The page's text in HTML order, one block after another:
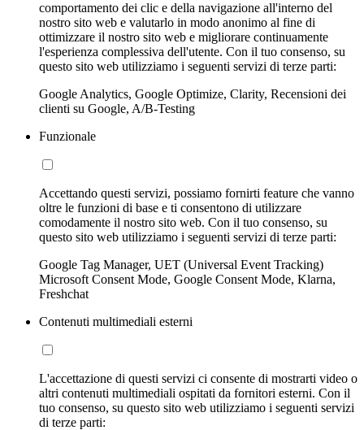
comportamento dei clic e della navigazione all'interno del
nostro sito web e valutarlo in modo anonimo al fine di
ottimizzare il nostro sito web e migliorare continuamente
l'esperienza complessiva dell'utente. Con il tuo consenso, su
questo sito web utilizziamo i seguenti servizi di terze parti:
Google Analytics, Google Optimize, Clarity, Recensioni dei
clienti su Google, A/B-Testing
Funzionale
Accettando questi servizi, possiamo fornirti feature che vanno
oltre le funzioni di base e ti consentono di utilizzare
comodamente il nostro sito web. Con il tuo consenso, su
questo sito web utilizziamo i seguenti servizi di terze parti:
Google Tag Manager, UET (Universal Event Tracking)
Microsoft Consent Mode, Google Consent Mode, Klarna,
Freshchat
Contenuti multimediali esterni
L'accettazione di questi servizi ci consente di mostrarti video o
altri contenuti multimediali ospitati da fornitori esterni. Con il
tuo consenso, su questo sito web utilizziamo i seguenti servizi
di terze parti: